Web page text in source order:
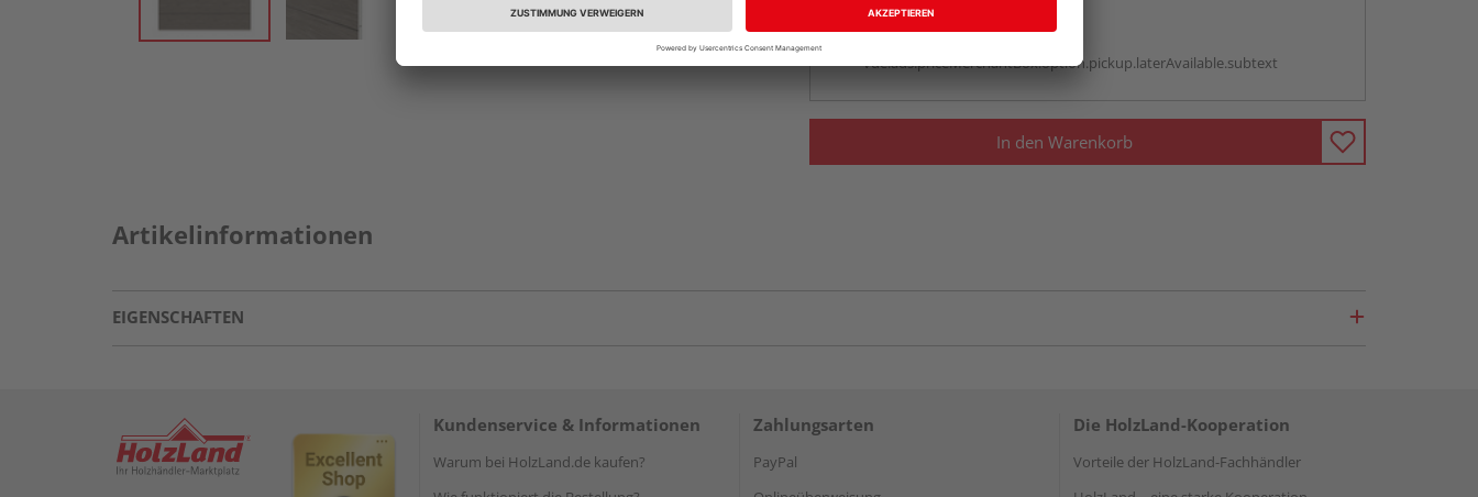
Beim Händler abholen
vue.ads.priceMerchantBox.option.pickup.laterAvailable.subtext
In den Warenkorb
Artikelinformationen
EIGENSCHAFTEN
Kundenservice & Informationen
Warum bei HolzLand.de kaufen?
Zahlungsarten
PayPal
Die HolzLand-Kooperation
Vorteile der HolzLand-Fachhändler